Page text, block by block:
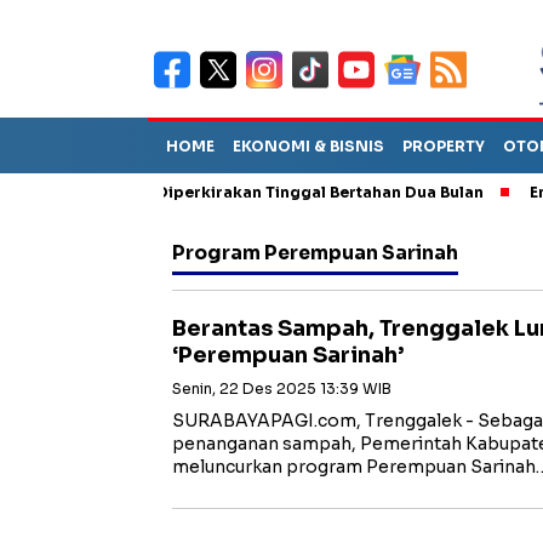
HOME EKONOMI & BISNIS PROPERTY
Sebut TPA Diperkirakan Tinggal Bertahan Dua Bulan
Program Perempuan Sarinah
Berantas Sampah, Trenggalek
‘Perempuan Sarinah’
Senin, 22 Des 2025 13:39 WIB
SURABAYAPAGI.com, Trenggalek -
penanganan sampah, Pemerintah
meluncurkan program Perempuan